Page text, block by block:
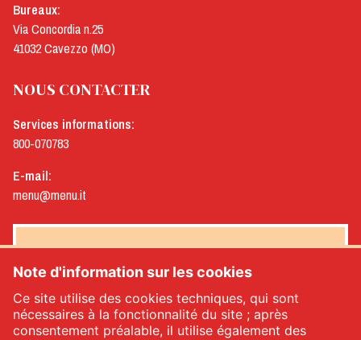
Bureaux:
Via Concordia n.25
41032 Cavezzo (MO)
NOUS CONTACTER
Services informations:
800-070783
E-mail:
menu@menu.it
NEWSLETTER MENÙ
Oui, je souhaite recevoir la newsletter de Menù*
Note d'information sur les cookies
Ce site utilise des cookies techniques, qui sont
nécessaires à la fonctionnalité du site ; après
consentement préalable, il utilise également des